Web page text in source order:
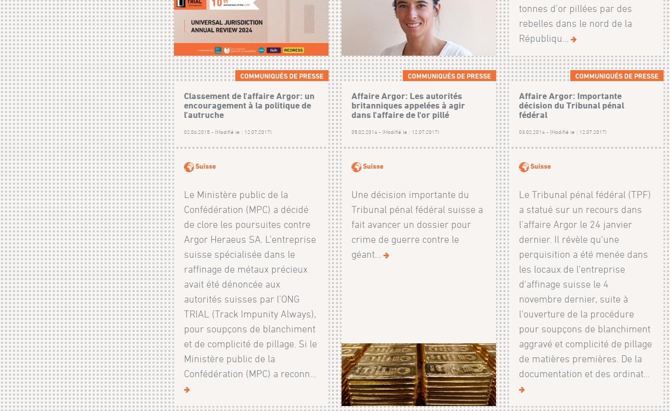
tonnes d’or pillées par des
rebelles dans le nord de la
Républiqu...
COMMUNIQUÉS DE PRESSE
Classement de l'affaire Argor: un
encouragement à la politique de
l’autruche
02.06.2015 - (Modifié le : 12.07.2017)
Suisse
Le Ministère public de la
Confédération (MPC) a décidé
de clore les poursuites contre
Argor Heraeus SA. L’entreprise
suisse spécialisée dans le
raffinage de métaux précieux
avait été dénoncée aux
autorités suisses par l’ONG
TRIAL (Track Impunity Always),
pour soupçons de blanchiment
et de complicité de pillage. Si le
Ministère public de la
Confédération (MPC) a reconn...
COMMUNIQUÉS DE PRESSE
Affaire Argor: Les autorités
britanniques appelées à agir
dans l'affaire de l'or pillé
05.02.2014 - (Modifié le : 12.07.2017)
Suisse
Une décision importante du
Tribunal pénal fédéral suisse a
fait avancer un dossier pour
crime de guerre contre le
géant...
COMMUNIQUÉS DE PRESSE
Affaire Argor: Importante
décision du Tribunal pénal
fédéral
03.02.2014 - (Modifié le : 12.07.2017)
Suisse
Le Tribunal pénal fédéral (TPF)
a statué sur un recours dans
l’affaire Argor le 24 janvier
dernier. Il révèle qu'une
perquisition a été menée dans
les locaux de l'entreprise
d'affinage suisse le 4
novembre dernier, suite à
l'ouverture de la procédure
pour soupçons de blanchiment
aggravé et complicité de pillage
de matières premières. De la
documentation et des ordinat...